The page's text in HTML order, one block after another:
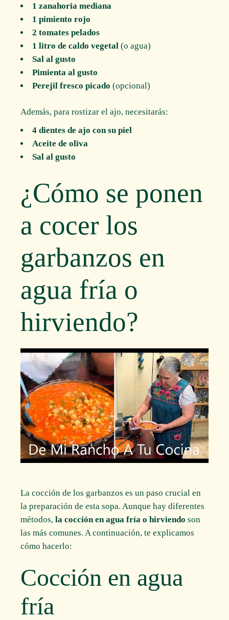
1 zanahoria mediana
1 pimiento rojo
2 tomates pelados
1 litro de caldo vegetal (o agua)
Sal al gusto
Pimienta al gusto
Perejil fresco picado (opcional)
Además, para rostizar el ajo, necesitarás:
4 dientes de ajo con su piel
Aceite de oliva
Sal al gusto
¿Cómo se ponen
a cocer los
garbanzos en
agua fría o
hirviendo?
La cocción de los garbanzos es un paso crucial en
la preparación de esta sopa. Aunque hay diferentes
métodos,la cocción en agua fría o hirviendo son
las más comunes. A continuación, te explicamos
cómo hacerlo:
Cocción en agua
fría